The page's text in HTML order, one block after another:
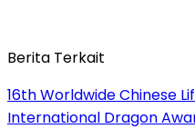
Berita Terkait
16th Worldwide Chinese
International Dragon